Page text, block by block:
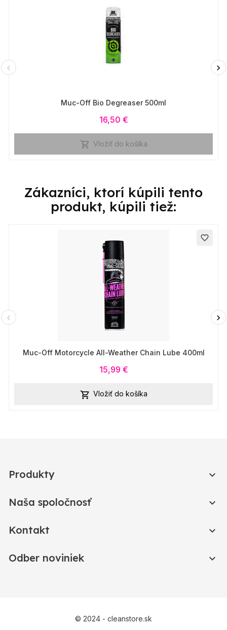
Muc-Off Bio Degreaser 500ml
16,50 €
 Vložiť do košíka
Zákazníci, ktorí kúpili tento
produkt, kúpili tiež:
favorite_border
Muc-Off Motorcycle All-Weather Chain Lube 400ml
15,99 €
 Vložiť do košíka
Produkty 
Naša spoločnosť 
Kontakt 
Odber noviniek 
© 2024 - cleanstore.sk